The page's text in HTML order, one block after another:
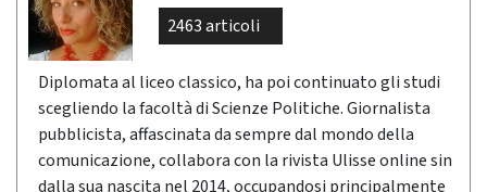
2463 articoli
Diplomata al liceo classico, ha poi continuato gli studi
scegliendo la facoltà di Scienze Politiche. Giornalista
pubblicista, affascinata da sempre dal mondo della
comunicazione, collabora con la rivista Ulisse online sin
dalla sua nascita nel 2014, occupandosi principalmente